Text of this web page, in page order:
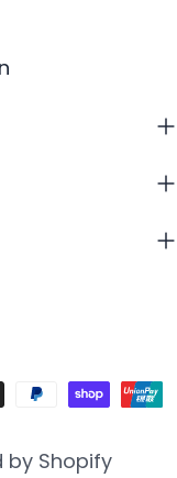
by Shopify